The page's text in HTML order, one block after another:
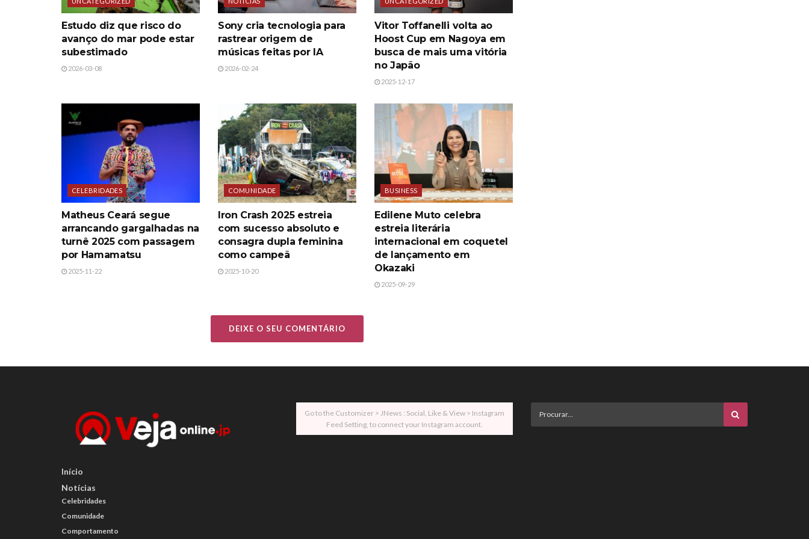
Estudo diz que risco do
avanço do mar pode estar
subestimado
2026-03-08
Sony cria tecnologia para
rastrear origem de
músicas feitas por IA
2026-02-24
Vitor Toffanelli volta ao
Hoost Cup em Nagoya em
busca de mais uma vitória
no Japão
2025-12-17
CELEBRIDADES
Matheus Ceará segue
arrancando gargalhadas na
turnê 2025 com passagem
por Hamamatsu
2025-11-22
COMUNIDADE
Iron Crash 2025 estreia
com sucesso absoluto e
consagra dupla feminina
como campeã
2025-10-20
BUSINESS
Edilene Muto celebra
estreia literária
internacional em coquetel
de lançamento em
Okazaki
2025-09-29
DEIXE O SEU COMENTÁRIO
Início
Notícias
Celebridades
Comunidade
Comportamento
Go to the Customizer > JNews : Social, Like & View > Instagram
Feed Setting, to connect your Instagram account.